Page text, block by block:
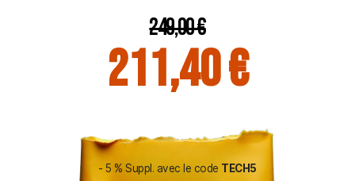
249,00 €
211,40 €
- 5 % Suppl. avec le code TECH5